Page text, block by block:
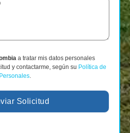
a tratar mis datos personales
y contactarme, según su Política de
Solicitud